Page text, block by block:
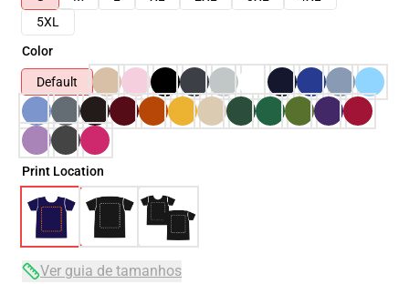
5XL
Color
Default
Print Location
Ver guia de tamanhos